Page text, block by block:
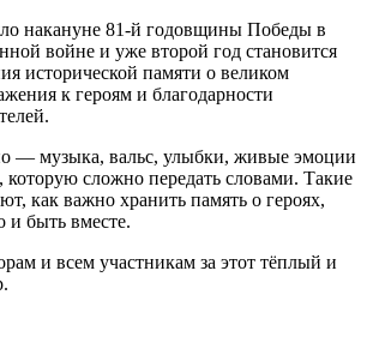
накануне 81-й годовщины Победы в
войне и уже второй год становится
исторической памяти о великом
к героям и благодарности
— музыка, вальс, улыбки, живые эмоции
которую сложно передать словами. Такие
как важно хранить память о героях,
и быть вместе.
и всем участникам за этот тёплый и